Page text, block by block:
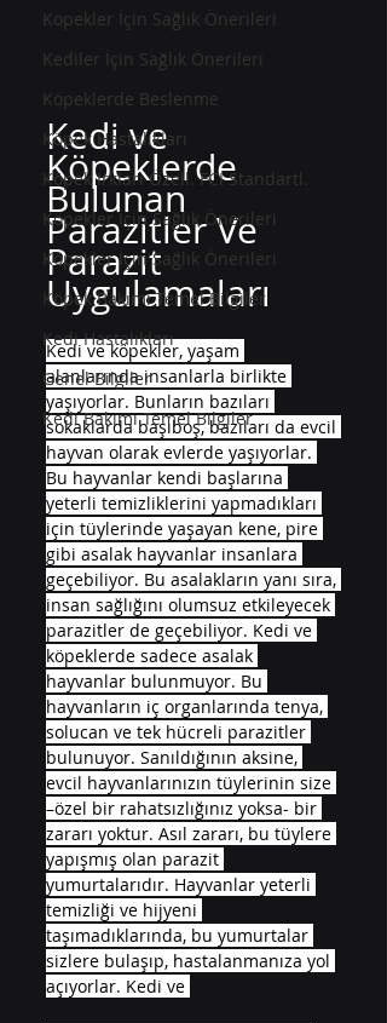
Köpekler İçin Sağlık Önerileri
Kediler İçin Sağlık Önerileri
Köpeklerde Beslenme
Köpek Hastalıkları
Köpek Irkları Özell. FCI Standartl.
Köpekler İçin Sağlık Önerileri
Köpekler İçin Sağlık Önerileri
Köpek Bakımı Temel Bilgiler
Kedi Hastalıkları
Genel Bilgiler
Kedi Bakımı Temel Bilgiler
Kedi ve
Köpeklerde
Bulunan
Parazitler Ve
Parazit
Uygulamaları
Kedi ve köpekler, yaşam
alanlarında insanlarla birlikte
yaşıyorlar. Bunların bazıları
sokaklarda başıboş, bazıları da evcil
hayvan olarak evlerde yaşıyorlar.
Bu hayvanlar kendi başlarına
yeterli temizliklerini yapmadıkları
için tüylerinde yaşayan kene, pire
gibi asalak hayvanlar insanlara
geçebiliyor. Bu asalakların yanı sıra,
insan sağlığını olumsuz etkileyecek
parazitler de geçebiliyor. Kedi ve
köpeklerde sadece asalak
hayvanlar bulunmuyor. Bu
hayvanların iç organlarında tenya,
solucan ve tek hücreli parazitler
bulunuyor. Sanıldığının aksine,
evcil hayvanlarınızın tüylerinin size
–özel bir rahatsızlığınız yoksa- bir
zararı yoktur. Asıl zararı, bu tüylere
yapışmış olan parazit
yumurtalarıdır. Hayvanlar yeterli
temizliği ve hijyeni
taşımadıklarında, bu yumurtalar
sizlere bulaşıp, hastalanmanıza yol
açıyorlar. Kedi ve